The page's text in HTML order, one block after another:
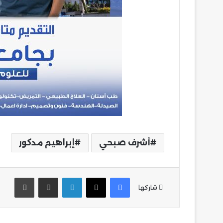
أشرف صبحي إبراهيم مدكور
شاركها
فيسبوك
‫X لينكدإن مشاركة عبر البريد